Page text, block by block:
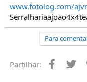
www.fotolog.com/
Para
Partilhar: